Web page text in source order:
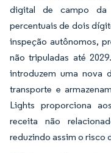
digital de campo
percentuais de dois
inspeção autônomos,
não tripuladas até
introduzem uma nova
transporte e
Lights proporciona
receita não
reduzindo assim o risco